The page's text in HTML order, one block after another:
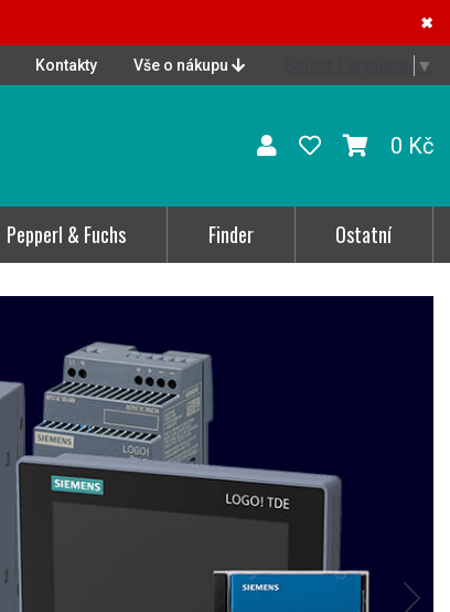
✖
Kontakty Vše o nákupu ▼
0 Kč
Pepperl & Fuchs Finder Ostatní